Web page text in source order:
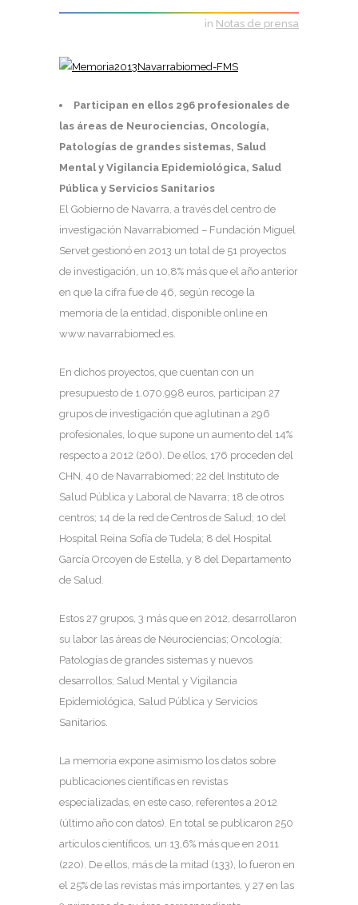
in Notas de prensa
Participan en ellos 296 profesionales de
las áreas de Neurociencias, Oncología,
Patologías de grandes sistemas, Salud
Mental y Vigilancia Epidemiológica, Salud
Pública y Servicios Sanitarios
El Gobierno de Navarra, a través del centro de
investigación Navarrabiomed – Fundación Miguel
Servet gestionó en 2013 un total de 51 proyectos
de investigación, un 10,8% más que el año anterior
en que la cifra fue de 46, según recoge la
memoria de la entidad, disponible online en
www.navarrabiomed.es.
En dichos proyectos, que cuentan con un
presupuesto de 1.070.998 euros, participan 27
grupos de investigación que aglutinan a 296
profesionales, lo que supone un aumento del 14%
respecto a 2012 (260). De ellos, 176 proceden del
CHN, 40 de Navarrabiomed; 22 del Instituto de
Salud Pública y Laboral de Navarra; 18 de otros
centros; 14 de la red de Centros de Salud; 10 del
Hospital Reina Sofía de Tudela; 8 del Hospital
García Orcoyen de Estella, y 8 del Departamento
de Salud.
Estos 27 grupos, 3 más que en 2012, desarrollaron
su labor las áreas de Neurociencias; Oncología;
Patologías de grandes sistemas y nuevos
desarrollos; Salud Mental y Vigilancia
Epidemiológica, Salud Pública y Servicios
Sanitarios.
La memoria expone asimismo los datos sobre
publicaciones científicas en revistas
especializadas, en este caso, referentes a 2012
(último año con datos). En total se publicaron 250
artículos científicos, un 13,6% más que en 2011
(220). De ellos, más de la mitad (133), lo fueron en
el 25% de las revistas más importantes, y 27 en las